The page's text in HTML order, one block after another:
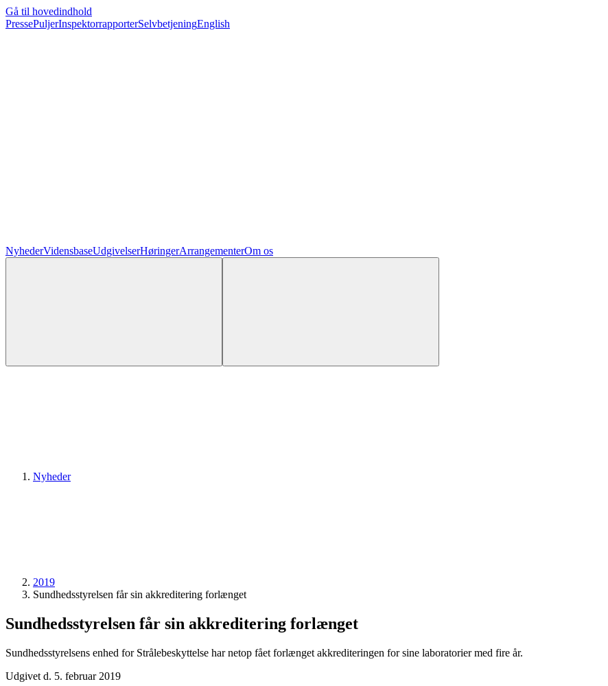
Gå til hovedindhold
PressePuljerInspektorrapporterSelvbetjeningEnglish
NyhederVidensbaseUdgivelserHøringerArrangementerOm os
Nyheder
2019
Sundheds­styrelsen får sin akkreditering forlænget
Sundheds­styrelsen får sin akkreditering forlænget
Sundhedsstyrelsens enhed for Strålebeskyttelse har netop fået forlænget akkrediteringen for sine laboratorier med fire år.
Udgivet d. 5. februar 2019